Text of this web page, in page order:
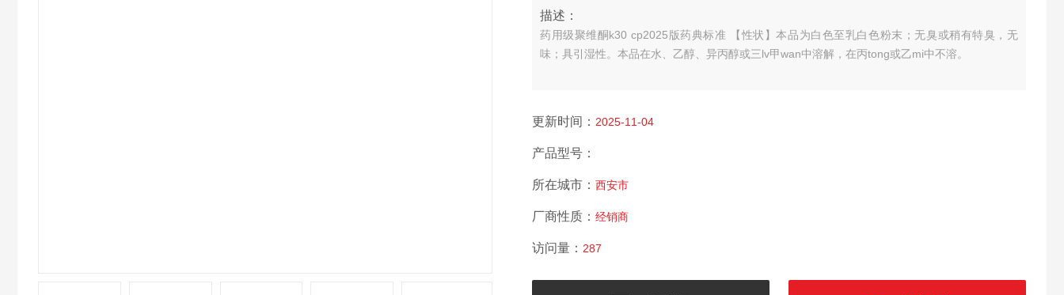
描述：
药用级聚维酮k30 cp2025版药典标准
【性状】本品为白色至乳白色粉末；无臭或稍有特臭，无
味；具引湿性。 本品在水、乙醇、异丙醇或三lv甲wan中溶解，在丙tong或乙mi中不溶。
更新时间： 2025-11-04
产品型号：
所在城市： 西安市
厂商性质： 经销商
访问量： 287